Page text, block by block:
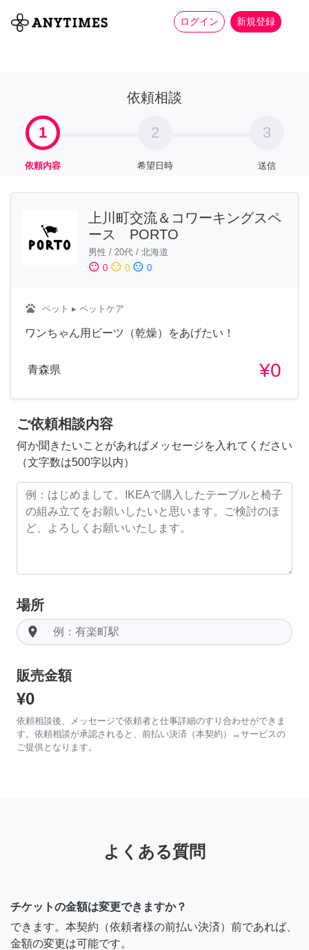
ログイン 新規登録
全て 家事 more_horiz
依頼相談
1
依頼内容
2
希望日時
3
送信
上川町交流＆コワーキングスペ
ース PORTO
男性 / 20代 / 北海道
sentiment_satisfied 0 sentiment_neutral 0 sentiment_dissatisfied 0
pets ペット ▸ ペットケア
ワンちゃん用ビーツ（乾燥）をあげたい！
青森県 ¥0
ご依頼相談内容
何か聞きたいことがあればメッセージを入れてください
（文字数は500字以内）
場所
room
販売金額
¥0
依頼相談後、メッセージで依頼者と仕事詳細のすり合わせができま
す。依頼相談が承認されると、前払い決済（本契約）→サービスの
ご提供となります。
よくある質問
チケットの金額は変更できますか？
できます。本契約（依頼者様の前払い決済）前であれば、
金額の変更は可能です。